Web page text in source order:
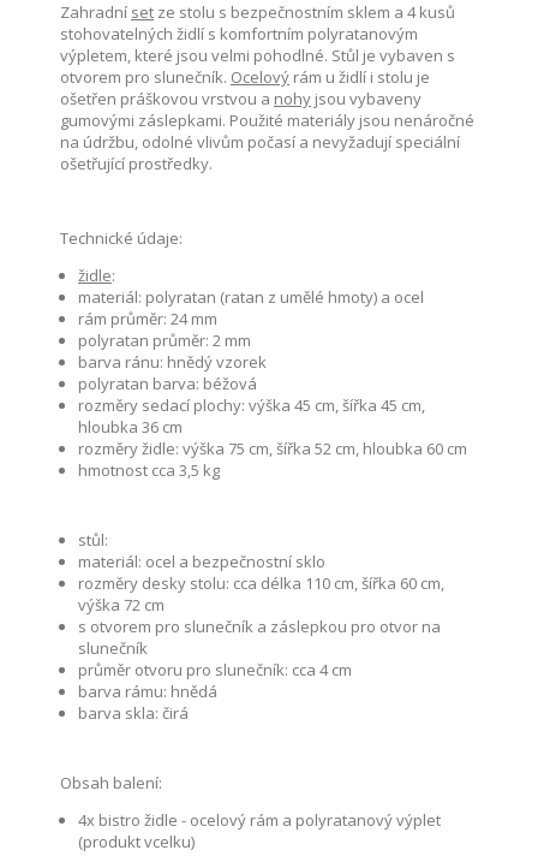
Zahradní set ze stolu s bezpečnostním sklem a 4 kusů
stohovatelných židlí s komfortním polyratanovým
výpletem, které jsou velmi pohodlné. Stůl je vybaven s
otvorem pro slunečník. Ocelový rám u židlí i stolu je
ošetřen práškovou vrstvou a nohy jsou vybaveny
gumovými záslepkami. Použité materiály jsou nenáročné
na údržbu, odolné vlivům počasí a nevyžadují speciální
ošetřující prostředky.
Technické údaje:
židle:
materiál: polyratan (ratan z umělé hmoty) a ocel
rám průměr: 24 mm
polyratan průměr: 2 mm
barva ránu: hnědý vzorek
polyratan barva: béžová
rozměry sedací plochy: výška 45 cm, šířka 45 cm,
hloubka 36 cm
rozměry židle: výška 75 cm, šířka 52 cm, hloubka 60 cm
hmotnost cca 3,5 kg
stůl:
materiál: ocel a bezpečnostní sklo
rozměry desky stolu: cca délka 110 cm, šířka 60 cm,
výška 72 cm
s otvorem pro slunečník a záslepkou pro otvor na
slunečník
průměr otvoru pro slunečník: cca 4 cm
barva rámu: hnědá
barva skla: čirá
Obsah balení:
4x bistro židle - ocelový rám a polyratanový výplet
(produkt vcelku)